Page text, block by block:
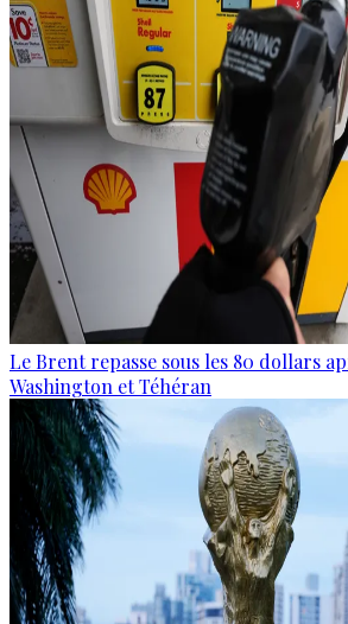
Le Brent repasse sous les 80 dollars
Washington et Téhéran